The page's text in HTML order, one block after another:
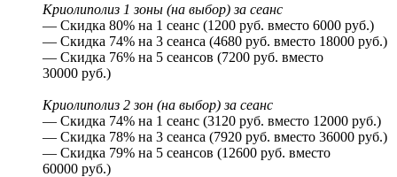
Криолиполиз 1 зоны (на выбор) за сеанс
— Скидка 80% на 1 сеанс (1200 руб. вместо 6000 руб.)
— Скидка 74% на 3 сеанса (4680 руб. вместо 18000 руб.)
— Скидка 76% на 5 сеансов (7200 руб. вместо
30000 руб.)
Криолиполиз 2 зон (на выбор) за сеанс
— Скидка 74% на 1 сеанс (3120 руб. вместо 12000 руб.)
— Скидка 78% на 3 сеанса (7920 руб. вместо 36000 руб.)
— Скидка 79% на 5 сеансов (12600 руб. вместо
60000 руб.)